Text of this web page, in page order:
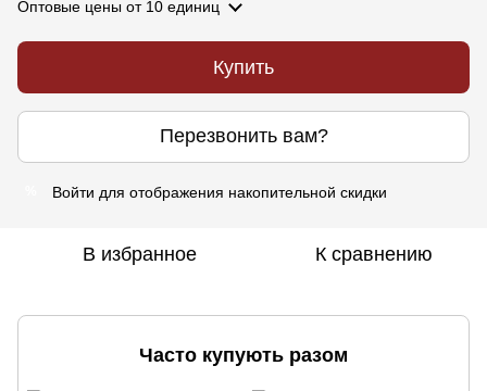
Оптовые цены от 10 единиц
Купить
Перезвонить вам?
Войти для отображения накопительной скидки
В избранное К сравнению
Часто купують разом